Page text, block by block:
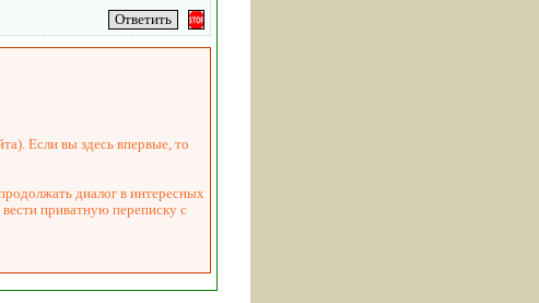
Если вы здесь впервые, то
диалог в интересных
приватную переписку с